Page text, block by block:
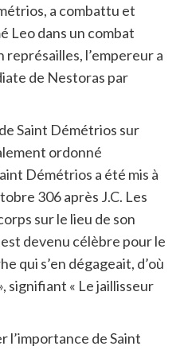
a combattu et
Leo dans un combat
représailles, l’empereur a
de Nestoras par
Saint Démétrios sur
ordonné
Démétrios a été mis à
306 après J.C. Les
sur le lieu de son
devenu célèbre pour le
qui s’en dégageait, d’où
signifiant « Le jaillisseur
l’importance de Saint